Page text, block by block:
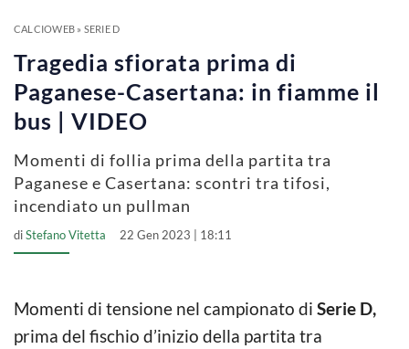
V
o
CALCIOWEB» SERIE D
Tragedia sfiorata prima di
Paganese-Casertana: in fiamme il
bus | VIDEO
Momenti di follia prima della partita tra
Paganese e Casertana: scontri tra tifosi,
incendiato un pullman
diStefano Vitetta 22 Gen 2023 | 18:11
Momenti di tensione nel campionato di Serie D,
prima del fischio d’inizio della partita tra